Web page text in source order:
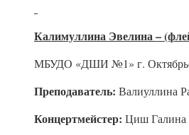
Калимуллина Эвелина –
МБУДО «ДШИ №1» г.
Преподаватель: Валиуллина
Концертмейстер: Циш Галина